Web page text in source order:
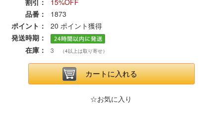
ヘルプページ
お問い合せ
ログイン/マイページ
割引：
15%OFF
品番：
1873
ポイント：
20 ポイント獲得
発送時期：
在庫：
3 （4以上は取り寄せ）
カートに入れる
☆お気に入り